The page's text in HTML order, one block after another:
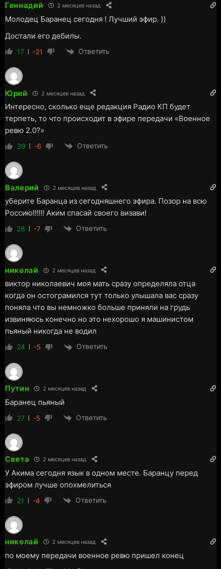
Геннадий 2 месяцев назад
Молодец Баранец сегодня ! Лучший эфир. ))
Достали его дебилы.
17 -21 Ответить
Юрий 2 месяцев назад
Интересно, сколько еще редакция Радио КП будет
терпеть, то что происходит в эфире передачи «Военное
ревю 2.0?»
39 -6 Ответить
Валерий 2 месяцев назад
уберите Баранца из сегодняшнего эфира. Позор на всю
Россию!!!!!! Аким спасай своего визави!
28 -7 Ответить
николай 2 месяцев назад
виктор николаевич моя мать сразу определяла отца
когда он остограмился тут только улышала вас сразу
поняла что вы немножко больше приняли на грудь
извиняюсь конечно но это нехорошо я машинистом
пьяный никогда не водил
24 -5 Ответить
Путин 2 месяцев назад
Баранец пьяный
27 -5 Ответить
Света 2 месяцев назад
У Акима сегодня язык в одном месте. Баранцу перед
эфиром лучше опохмелиться
21 -4 Ответить
николай 2 месяцев назад
по моему передачи военное ревю пришел конец